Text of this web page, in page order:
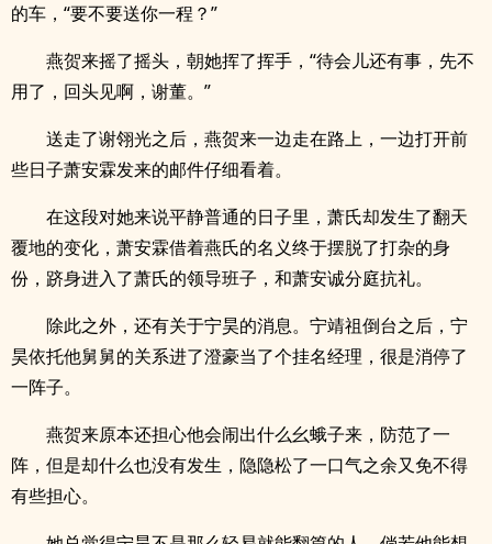
的车，“要不要送你一程？”
燕贺来摇了摇头，朝她挥了挥手，“待会儿还有事，先不
用了，回头见啊，谢董。”
送走了谢翎光之后，燕贺来一边走在路上，一边打开前
些日子萧安霖发来的邮件仔细看着。
在这段对她来说平静普通的日子里，萧氏却发生了翻天
覆地的变化，萧安霖借着燕氏的名义终于摆脱了打杂的身
份，跻身进入了萧氏的领导班子，和萧安诚分庭抗礼。
除此之外，还有关于宁昊的消息。宁靖祖倒台之后，宁
昊依托他舅舅的关系进了澄豪当了个挂名经理，很是消停了
一阵子。
燕贺来原本还担心他会闹出什么幺蛾子来，防范了一
阵，但是却什么也没有发生，隐隐松了一口气之余又免不得
有些担心。